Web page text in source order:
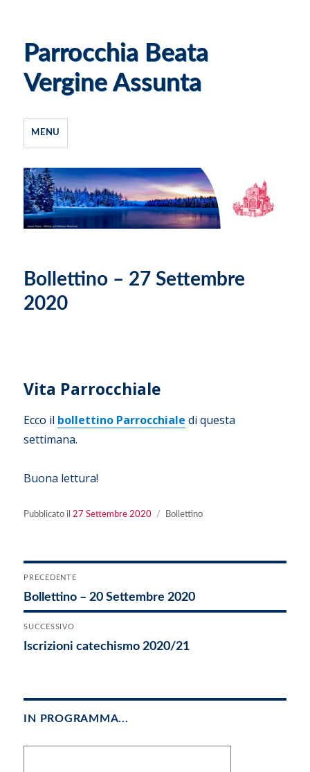
Parrocchia Beata
Vergine Assunta
MENU
Bollettino – 27 Settembre
2020
Vita Parrocchiale
Ecco il bollettino Parrocchiale di questa
settimana.
Buona lettura!
Pubblicato ilPubblicato
27 Settembre 2020 Categorie
Bollettino
Navigazione
articoli
PRECEDENTE
Articolo
precedente:
Bollettino – 20 Settembre 2020
SUCCESSIVO
Articolo
Iscrizioni catechismo 2020/21
IN PROGRAMMA...